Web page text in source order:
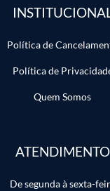
Política de
Política de
Quem Somos
ATENDIMENTO
De segunda à sexta-